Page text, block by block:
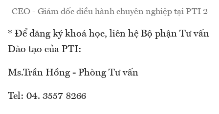
CEO - Giám đốc điều hành chuyên nghiệp tại PTI 2
* Để đăng ký khoá học, liên hệ Bộ phận Tư vấn
Đào tạo của PTI:
Ms.Trần Hồng - Phòng Tư vấn
Tel: 04. 3557 8266